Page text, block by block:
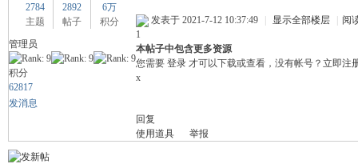
2784
主题
2892
帖子
6万
积分
管理员
积分
62817
发消息
发表于 2021-7-12 10:37:49 显示全部楼层
阅
1
本帖子中包含更多资源
您需要 登录 才可以下载或查看，没有帐号？ 立即注
x
回复
使用道具
举报